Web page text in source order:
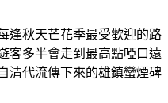
逢秋天芒花季最受歡迎的路
客多半會走到最高點啞口遠
清代流傳下來的雄鎮蠻煙碑